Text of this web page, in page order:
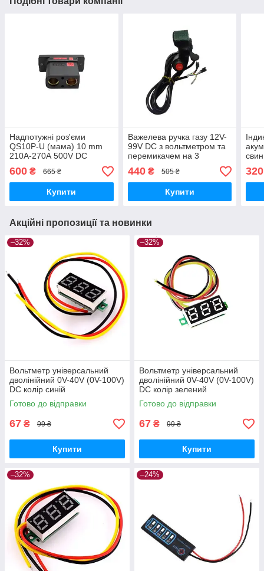
Надпотужні роз'єми
QS10P-U (мама) 10 mm
210А-270А 500V DC
600 ₴ 665 ₴
Купити
Важелева ручка газу 12V-
99V DC з вольтметром та
перемикачем на 3
положення
440₴ 505 ₴
Купити
24
320
Акційні пропозиції та новинки
–32%
Вольтметр універсальний
дволінійний 0V-40V (0V-100V)
DC колір синій
Готово до відправки
67 ₴ 99 ₴
Купити
–32%
Вольтметр універсальний
дволінійний 0V-40V (0V-100V)
DC колір зелений
Готово до відправки
67 ₴ 99 ₴
Купити
–32% –24%